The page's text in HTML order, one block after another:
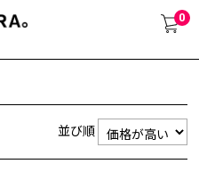
0
並び順